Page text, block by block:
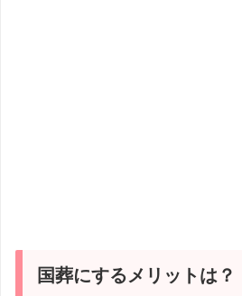
国葬にするメリットは？